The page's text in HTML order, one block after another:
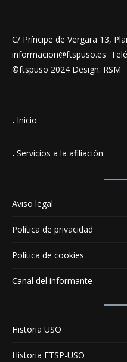
C/ Príncipe de Vergara 13,
informacion@ftspuso.es
©ftspuso 2024 Design: RSM
. Inicio
. Servicios a la afiliación
Aviso legal
Política de privacidad
Política de cookies
Canal del informante
Historia USO
Historia FTSP-USO